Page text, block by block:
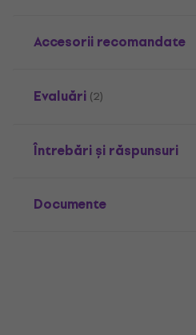
Accesorii recomandate
Evaluări (2)
Întrebări și răspunsuri
Documente